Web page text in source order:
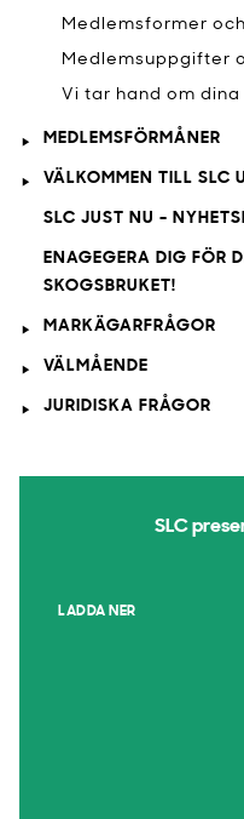
Medlemsformer
Medlemsuppgifter
Vi tar hand om
MEDLEMSFÖRMÅNER
VÄLKOMMEN TILL SLC
SLC JUST NU -
ENAGEGERA DIG FÖR
SKOGSBRUKET!
MARKÄGARFRÅGOR
VÄLMÅENDE
JURIDISKA FRÅGOR
SLC
LADDA NER